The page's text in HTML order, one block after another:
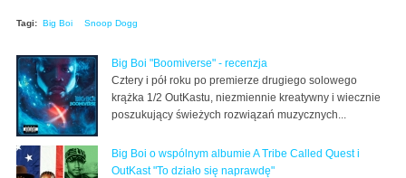
Tagi: Big Boi Snoop Dogg
Big Boi "Boomiverse" - recenzja
Cztery i pół roku po premierze drugiego solowego
krążka 1/2 OutKastu, niezmiennie kreatywny i wiecznie
poszukujący świeżych rozwiązań muzycznych...
Big Boi o wspólnym albumie A Tribe Called Quest i
OutKast "To działo się naprawdę"